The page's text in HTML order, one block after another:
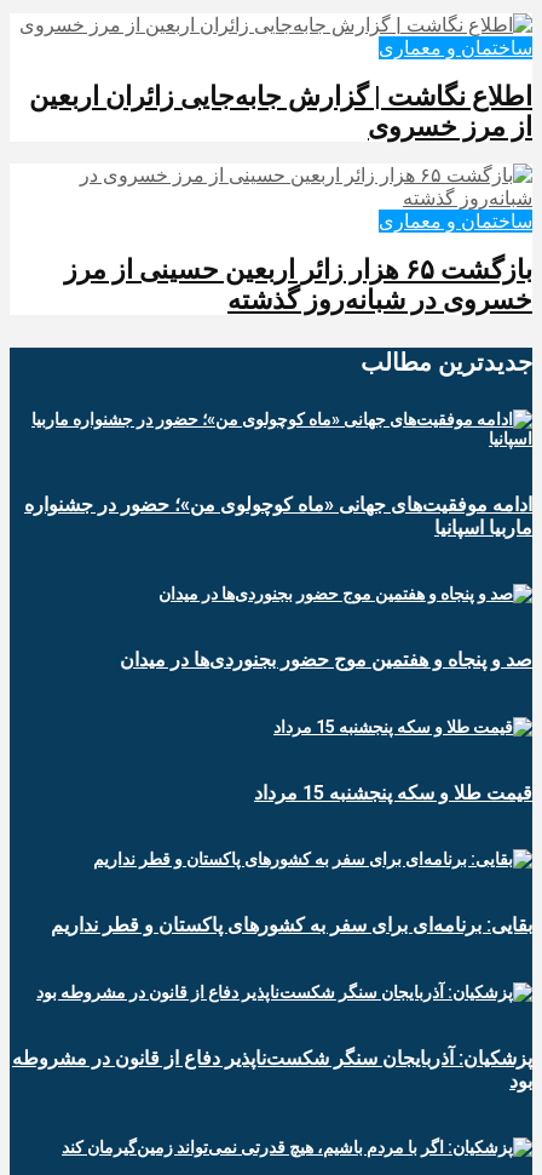
ساختمان و معماری
️اطلاع نگاشت | گزارش جابه‌جایی زائران اربعین
از مرز خسروی
ساختمان و معماری
️بازگشت ۶۵ هزار زائر اربعین حسینی از مرز
خسروی در شبانه‌روز گذشته
جدیدترین‌ مطالب
ادامه موفقیت‌های جهانی «ماه کوچولوی من»؛ حضور در جشنواره
ماربیا اسپانیا
صد و پنجاه و هفتمین موج حضور بجنوردی‌ها در میدان
قیمت طلا و سکه پنجشنبه 15 مرداد
بقایی: برنامه‌ای برای سفر به کشورهای پاکستان و قطر نداریم
پزشکیان: آذربایجان سنگر شکست‌ناپذیر دفاع از قانون در مشروطه
بود